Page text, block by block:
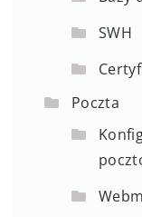
SWH
Poczta